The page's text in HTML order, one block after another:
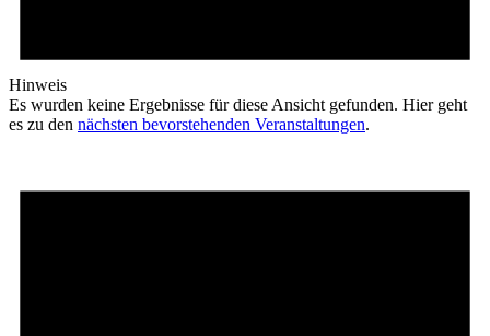
Hinweis
Es wurden keine Ergebnisse für diese Ansicht gefunden. Hier geht
es zu den nächsten bevorstehenden Veranstaltungen.